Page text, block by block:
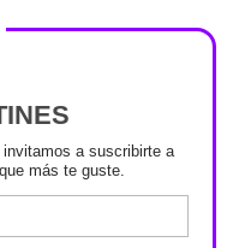
a suscribirte a
más te guste.